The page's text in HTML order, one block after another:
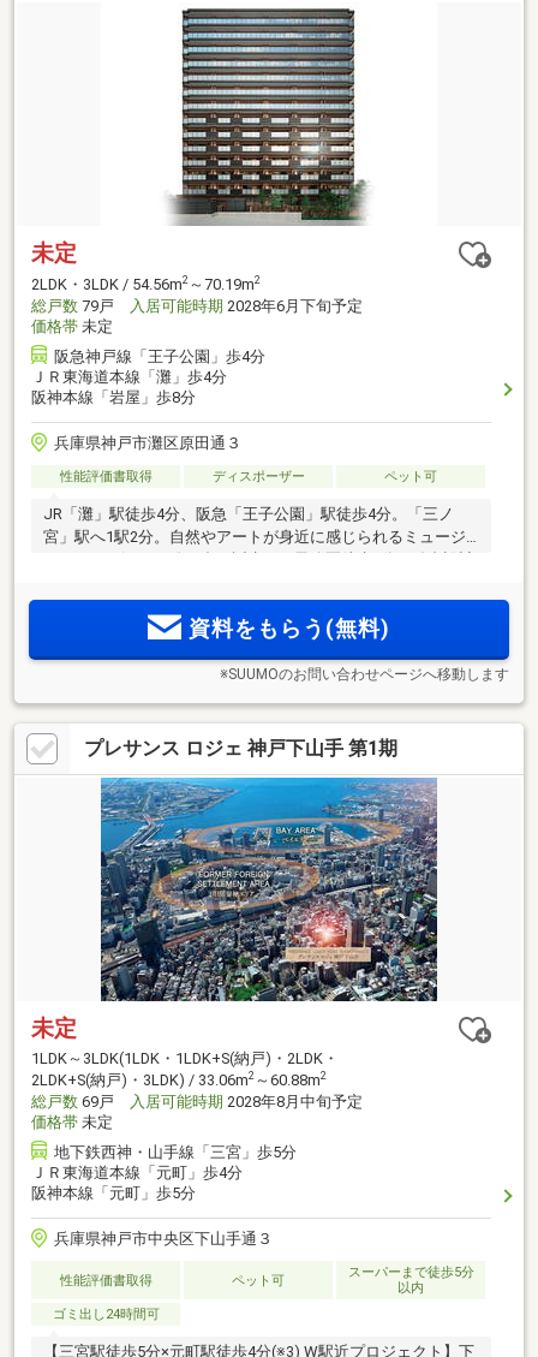
未定
2LDK・3LDK / 54.56m2 ～70.19m2
総戸数 79戸 入居可能時期 2028年6月下旬予定
価格帯 未定
阪急神戸線「王子公園」歩4分
ＪＲ東海道本線「灘」歩4分
阪神本線「岩屋」歩8分
兵庫県神戸市灘区原田通３
性能評価書取得 ディスポーザー ペット可
JR「灘」駅徒歩4分、阪急「王子公園」駅徒歩4分。「三ノ
宮」駅へ1駅2分。自然やアートが身近に感じられるミュージ
感を活かしたプランニング。3LDK中心のプラン。ZEH-M
Oriented認定取得。来場予約受付中資料をもらう(無料)
※SUUMOのお問い合わせページへ移動します
プレサンス ロジェ 神戸下山手 第1期
未定
1LDK～3LDK(1LDK・1LDK+S(納戸)・2LDK・
2LDK+S(納戸)・3LDK) / 33.06m2 ～60.88m2
総戸数 69戸 入居可能時期 2028年8月中旬予定
価格帯 未定
地下鉄西神・山手線「三宮」歩5分
ＪＲ東海道本線「元町」歩4分
阪神本線「元町」歩5分
兵庫県神戸市中央区下山手通３
性能評価書取得 ペット可
スーパーまで徒歩5分
以内
ゴミ出し24時間可
【三宮駅徒歩5分×元町駅徒歩4分(※3) W駅近プロジェクト】下